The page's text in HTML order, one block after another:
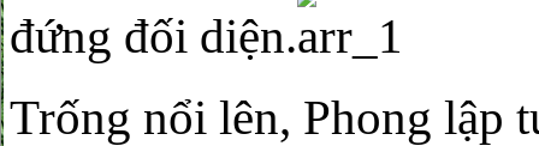
đứng đối diện.
Trống nổi lên, Phong lập